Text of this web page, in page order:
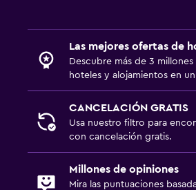
Las mejores ofertas de
Descubre más de 3
hoteles y alojamientos en
CANCELACIÓN GRATIS
Usa nuestro filtro para
con cancelación gratis.
Millones de opiniones
Mira las puntuaciones